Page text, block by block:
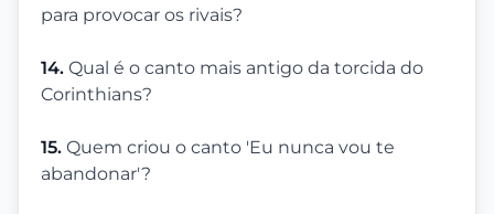
para provocar os rivais?
14. Qual é o canto mais antigo da torcida do
Corinthians?
15. Quem criou o canto 'Eu nunca vou te
abandonar'?